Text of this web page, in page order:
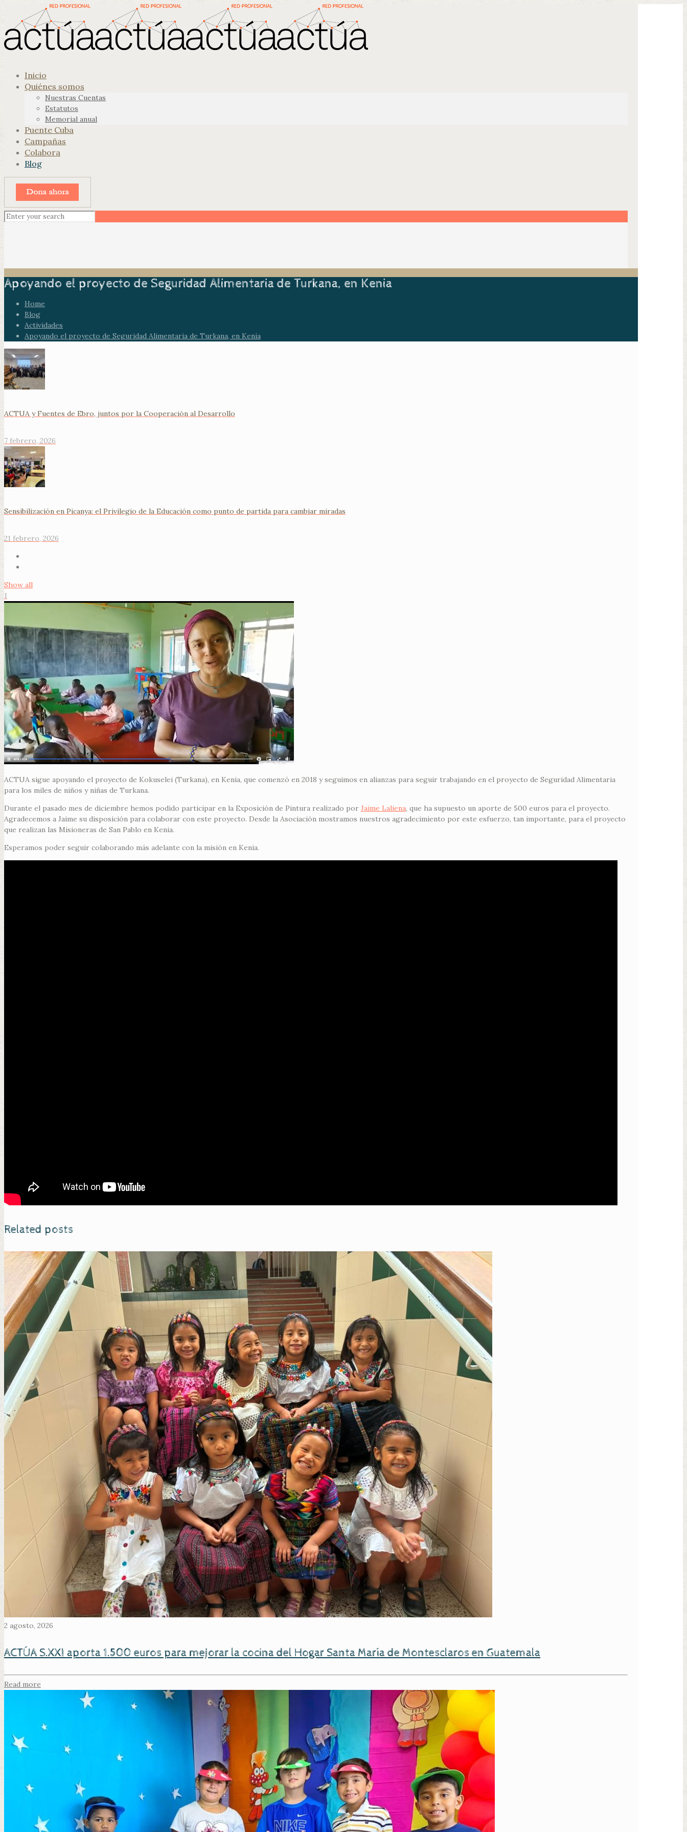
Inicio
Quiénes somos
Nuestras Cuentas
Estatutos
Memorial anual
Puente Cuba
Campañas
Colabora
Blog
Apoyando el proyecto de Seguridad Alimentaria de Turkana, en Kenia
Home
Blog
Actividades
Apoyando el proyecto de Seguridad Alimentaria de Turkana, en Kenia
ACTUA y Fuentes de Ebro, juntos por la Cooperación al Desarrollo
7 febrero, 2026
Sensibilización en Picanya: el Privilegio de la Educación como punto de partida para cambiar miradas
21 febrero, 2026
Show all
1
ACTUA sigue apoyando el proyecto de Kokuselei (Turkana), en Kenia, que comenzó en 2018 y seguimos en alianzas para seguir trabajando en el proyecto de Seguridad Alimentaria
para los miles de niños y niñas de Turkana.
Durante el pasado mes de diciembre hemos podido participar en la Exposición de Pintura realizado por Jaime Laliena, que ha supuesto un aporte de 500 euros para el proyecto.
Agradecemos a Jaime su disposición para colaborar con este proyecto. Desde la Asociación mostramos nuestros agradecimiento por este esfuerzo, tan importante, para el proyecto
que realizan las Misioneras de San Pablo en Kenia.
Esperamos poder seguir colaborando más adelante con la misión en Kenia.
Related posts
2 agosto, 2026
ACTÚA S.XXI aporta 1.500 euros para mejorar la cocina del Hogar Santa María de Montesclaros en Guatemala
Read more